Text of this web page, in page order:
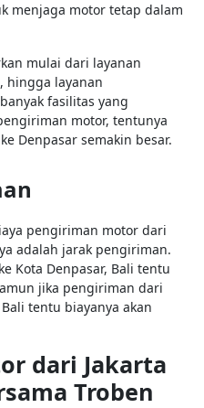
menjaga motor tetap dalam
mulai dari layanan
hingga layanan
fasilitas yang
motor, tentunya
Denpasar semakin besar.
pengiriman motor dari
adalah jarak pengiriman.
Kota Denpasar, Bali tentu
jika pengiriman dari
tentu biayanya akan
dari Jakarta
Troben